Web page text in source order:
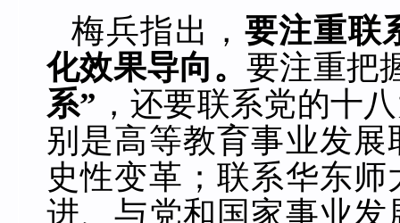
梅兵指出， 要注重联
化效果导向。要注重把
系” ，还要联系党的十
别是高等教育事业发
史性变革；联系华东
进、与党和国家事业